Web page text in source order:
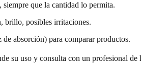
siempre que la cantidad lo permita.
brillo, posibles irritaciones.
absorción) para comparar productos.
su uso y consulta con un profesional de